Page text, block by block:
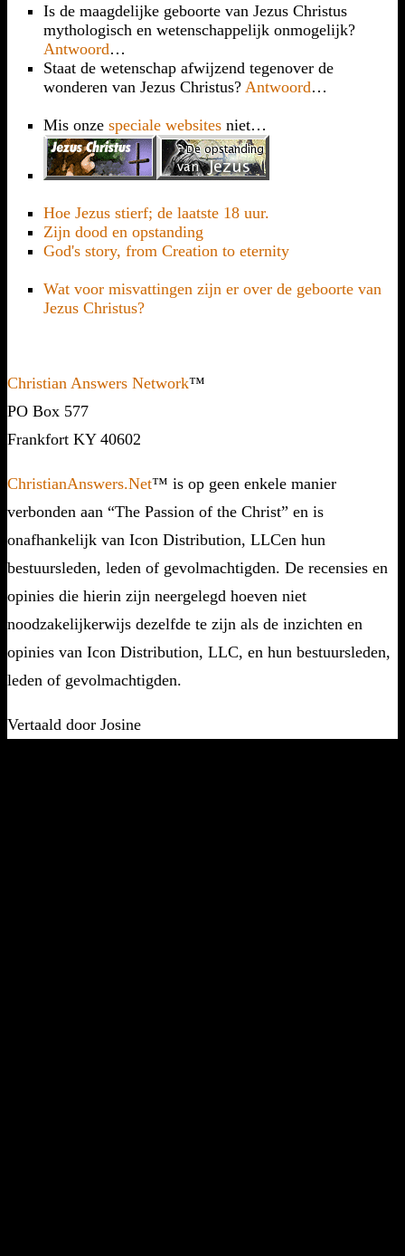
Is de maagdelijke geboorte van Jezus Christus
mythologisch en wetenschappelijk onmogelijk?
Antwoord…
Staat de wetenschap afwijzend tegenover de
wonderen van Jezus Christus? Antwoord…
Mis onze speciale websites niet…
Hoe Jezus stierf; de laatste 18 uur.
Zijn dood en opstanding
God's story, from Creation to eternity
Wat voor misvattingen zijn er over de geboorte van
Jezus Christus?
Christian Answers Network™
PO Box 577
Frankfort KY 40602
ChristianAnswers.Net™ is op geen enkele manier
verbonden aan “The Passion of the Christ” en is
onafhankelijk van Icon Distribution, LLCen hun
bestuursleden, leden of gevolmachtigden. De recensies en
opinies die hierin zijn neergelegd hoeven niet
noodzakelijkerwijs dezelfde te zijn als de inzichten en
opinies van Icon Distribution, LLC, en hun bestuursleden,
leden of gevolmachtigden.
Vertaald door Josine